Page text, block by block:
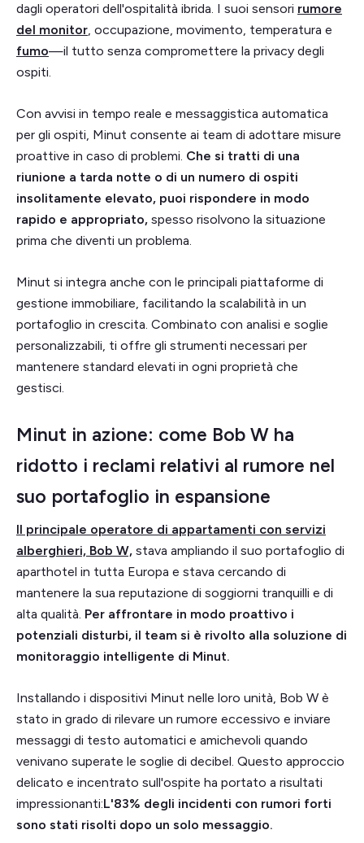
dagli operatori dell'ospitalità ibrida. I suoi sensori rumore
del monitor, occupazione, movimento, temperatura e
fumo—il tutto senza compromettere la privacy degli
ospiti.
Con avvisi in tempo reale e messaggistica automatica
per gli ospiti, Minut consente ai team di adottare misure
proattive in caso di problemi. Che si tratti di una
riunione a tarda notte o di un numero di ospiti
insolitamente elevato, puoi rispondere in modo
rapido e appropriato, spesso risolvono la situazione
prima che diventi un problema.
Minut si integra anche con le principali piattaforme di
gestione immobiliare, facilitando la scalabilità in un
portafoglio in crescita. Combinato con analisi e soglie
personalizzabili, ti offre gli strumenti necessari per
mantenere standard elevati in ogni proprietà che
gestisci.
Minut in azione: come Bob W ha
ridotto i reclami relativi al rumore nel
suo portafoglio in espansione
Il principale operatore di appartamenti con servizi
alberghieri, Bob W, stava ampliando il suo portafoglio di
aparthotel in tutta Europa e stava cercando di
mantenere la sua reputazione di soggiorni tranquilli e di
alta qualità. Per affrontare in modo proattivo i
potenziali disturbi, il team si è rivolto alla soluzione di
monitoraggio intelligente di Minut.
Installando i dispositivi Minut nelle loro unità, Bob W è
stato in grado di rilevare un rumore eccessivo e inviare
messaggi di testo automatici e amichevoli quando
venivano superate le soglie di decibel. Questo approccio
delicato e incentrato sull'ospite ha portato a risultati
impressionanti:L'83% degli incidenti con rumori forti
sono stati risolti dopo un solo messaggio.